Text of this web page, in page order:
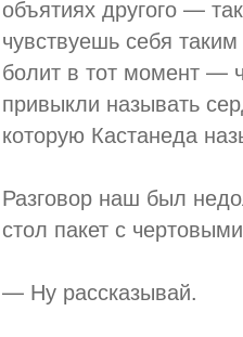
объятиях другого —
чувствуешь себя
болит в тот момент —
привыкли называть
которую Кастанеда
Разговор наш был
стол пакет с
— Ну рассказывай.